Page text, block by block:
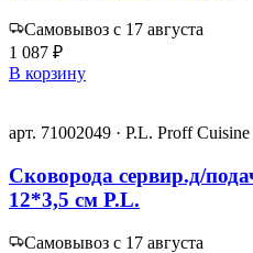
Самовывоз с 17 августа
1 087 ₽
В корзину
арт. 71002049 · P.L. Proff Cuisine
Сковорода сервир.д/
12*3,5 см P.L.
Самовывоз с 17 августа